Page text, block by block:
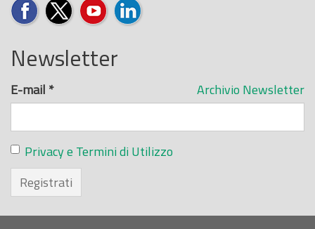
Newsletter
Archivio Newsletter
E-mail *
Privacy e Termini di Utilizzo
Registrati